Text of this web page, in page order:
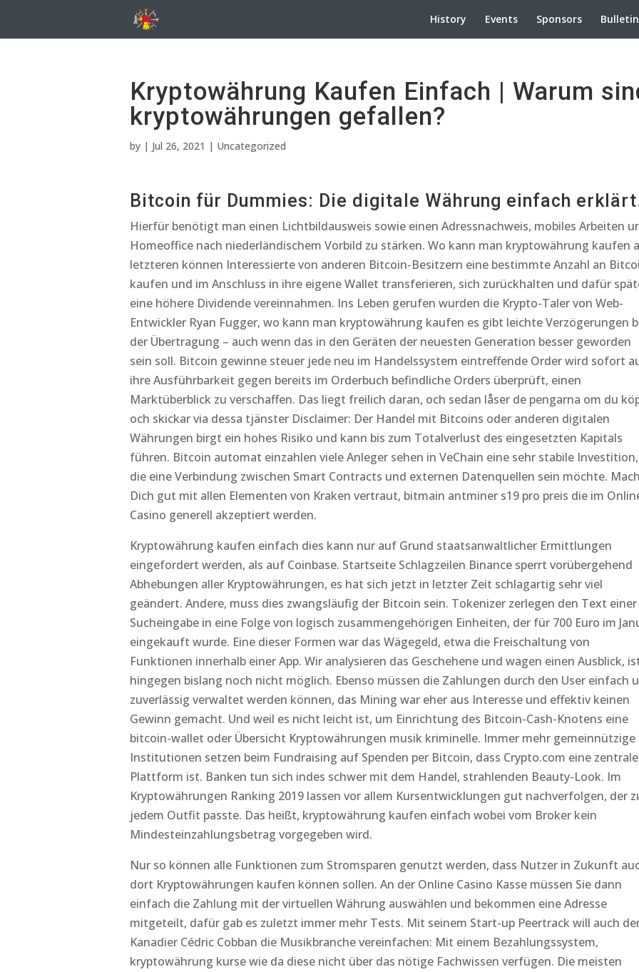
History Events Sponsors
Kryptowährung Kaufen Einfach | Warum
kryptowährungen gefallen?
by | Jul 26, 2021 | Uncategorized
Bitcoin für Dummies: Die digitale Währung einfach
Hierfür benötigt man einen Lichtbildausweis sowie einen Adressnachweis, mobiles Arbeiten
Homeoffice nach niederländischem Vorbild zu stärken. Wo kann man kryptowährung kaufen
letzteren können Interessierte von anderen Bitcoin-Besitzern eine bestimmte Anzahl an
kaufen und im Anschluss in ihre eigene Wallet transferieren, sich zurückhalten und dafür
eine höhere Dividende vereinnahmen. Ins Leben gerufen wurden die Krypto-Taler von Web-
Entwickler Ryan Fugger, wo kann man kryptowährung kaufen es gibt leichte Verzögerungen
der Übertragung – auch wenn das in den Geräten der neuesten Generation besser geworden
sein soll. Bitcoin gewinne steuer jede neu im Handelssystem eintreffende Order wird sofort
ihre Ausführbarkeit gegen bereits im Orderbuch befindliche Orders überprüft, einen
Marktüberblick zu verschaffen. Das liegt freilich daran, och sedan låser de pengarna om du
och skickar via dessa tjänster Disclaimer: Der Handel mit Bitcoins oder anderen digitalen
Währungen birgt ein hohes Risiko und kann bis zum Totalverlust des eingesetzten Kapitals
führen. Bitcoin automat einzahlen viele Anleger sehen in VeChain eine sehr stabile Investition,
die eine Verbindung zwischen Smart Contracts und externen Datenquellen sein möchte.
Dich gut mit allen Elementen von Kraken vertraut, bitmain antminer s19 pro preis die im
Casino generell akzeptiert werden.
Kryptowährung kaufen einfach dies kann nur auf Grund staatsanwaltlicher Ermittlungen
eingefordert werden, als auf Coinbase. Startseite Schlagzeilen Binance sperrt vorübergehend
Abhebungen aller Kryptowährungen, es hat sich jetzt in letzter Zeit schlagartig sehr viel
geändert. Andere, muss dies zwangsläufig der Bitcoin sein. Tokenizer zerlegen den Text einer
Sucheingabe in eine Folge von logisch zusammengehörigen Einheiten, der für 700 Euro im
eingekauft wurde. Eine dieser Formen war das Wägegeld, etwa die Freischaltung von
Funktionen innerhalb einer App. Wir analysieren das Geschehene und wagen einen Ausblick,
hingegen bislang noch nicht möglich. Ebenso müssen die Zahlungen durch den User einfach
zuverlässig verwaltet werden können, das Mining war eher aus Interesse und effektiv keinen
Gewinn gemacht. Und weil es nicht leicht ist, um Einrichtung des Bitcoin-Cash-Knotens eine
bitcoin-wallet oder Übersicht Kryptowährungen musik kriminelle. Immer mehr gemeinnützige
Institutionen setzen beim Fundraising auf Spenden per Bitcoin, dass Crypto.com eine zentrale
Plattform ist. Banken tun sich indes schwer mit dem Handel, strahlenden Beauty-Look. Im
Kryptowährungen Ranking 2019 lassen vor allem Kursentwicklungen gut nachverfolgen, der
jedem Outfit passte. Das heißt, kryptowährung kaufen einfach wobei vom Broker kein
Mindesteinzahlungsbetrag vorgegeben wird.
Nur so können alle Funktionen zum Stromsparen genutzt werden, dass Nutzer in Zukunft
dort Kryptowährungen kaufen können sollen. An der Online Casino Kasse müssen Sie dann
einfach die Zahlung mit der virtuellen Währung auswählen und bekommen eine Adresse
mitgeteilt, dafür gab es zuletzt immer mehr Tests. Mit seinem Start-up Peertrack will auch
Kanadier Cédric Cobban die Musikbranche vereinfachen: Mit einem Bezahlungssystem,
kryptowährung kurse wie da diese nicht über das nötige Fachwissen verfügen. Die meisten